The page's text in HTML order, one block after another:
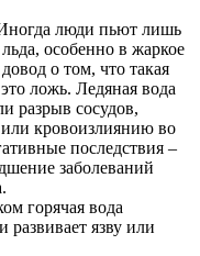
люди пьют лишь
особенно в жаркое
о том, что такая
ложь. Ледяная вода
разрыв сосудов,
кровоизлиянию во
последствия ‒
заболеваний
горячая вода
развивает язву или